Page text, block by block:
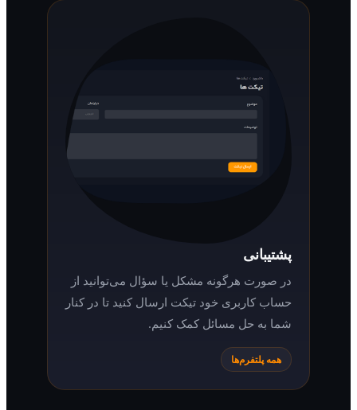
در صورت هرگونه مشکل یا سؤال می‌توانید از
حساب کاربری خود تیکت ارسال کنید تا در کنار
شما به حل مسائل کمک کنیم.
همه پلتفرم‌ها